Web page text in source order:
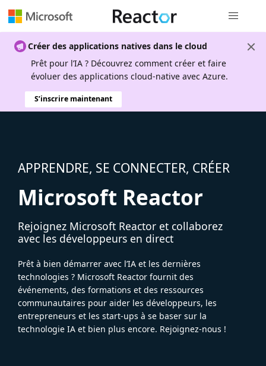
Créer des applications natives dans le cloud
Prêt pour l’IA ? Découvrez comment créer et faire
évoluer des applications cloud-native avec Azure.
S’inscrire maintenant
APPRENDRE, SE CONNECTER, CRÉER
Microsoft Reactor
Rejoignez Microsoft Reactor et collaborez
avec les développeurs en direct
Prêt à bien démarrer avec l’IA et les dernières
technologies ? Microsoft Reactor fournit des
événements, des formations et des ressources
communautaires pour aider les développeurs, les
entrepreneurs et les start-ups à se baser sur la
technologie IA et bien plus encore. Rejoignez-nous !